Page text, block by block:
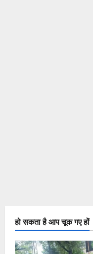
हो सकता है आप चूक गए हों